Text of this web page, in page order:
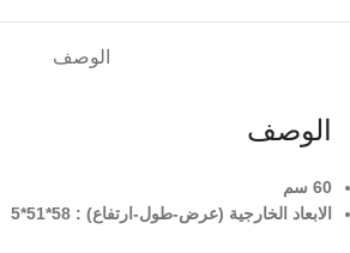
الوصف
الوصف
60 سم
الابعاد الخارجية (عرض-طول-ارتفاع) : 58*51*5